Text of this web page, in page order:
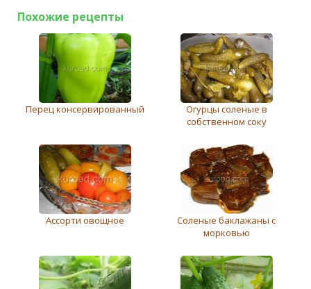
Похожие рецепты
Перец консервированный
Огурцы соленые в
собственном соку
Ассорти овощное
Соленые баклажаны с
морковью